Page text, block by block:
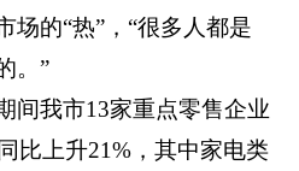
场的“热”，“很多人都是
。”
间我市13家重点零售企业
比上升21%，其中家电类